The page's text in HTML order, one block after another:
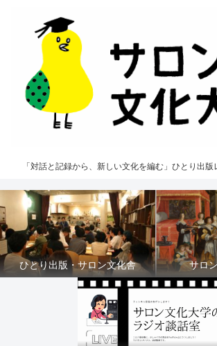
「対話と記録から、新しい文化を編む」ひとり出
ひとり出版・サロン文化舎 サロ